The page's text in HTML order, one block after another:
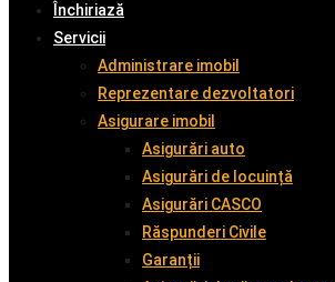
Închiriază
Servicii
Administrare imobil
Reprezentare dezvoltatori
Asigurare imobil
Asigurări auto
Asigurări de locuință
Asigurări CASCO
Răspunderi Civile
Garanții